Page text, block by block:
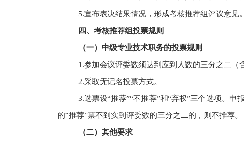
5.宣布表决结果情况，形成考核推荐组评议意见。
四、考核推荐组投票规则
（一）中级专业技术职务的投票规则
1.参加会议评委数须达到应到人数的三分之二（
2.采取无记名投票方式。
3.选票设“推荐”“不推荐”和“弃权”三个选项。
的“推荐”票不到实到评委数的三分之二的，则不推荐。
（二）其他要求